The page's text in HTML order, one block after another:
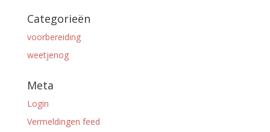
Categorieën
voorbereiding
weetjenog
Meta
Login
Vermeldingen feed